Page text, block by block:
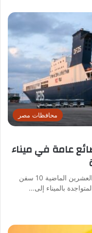
محافظات مصر
عامة في ميناء
استقبل ميناء دمياط خلال الساعات الأربع والعشرين الماضية 10 سفن